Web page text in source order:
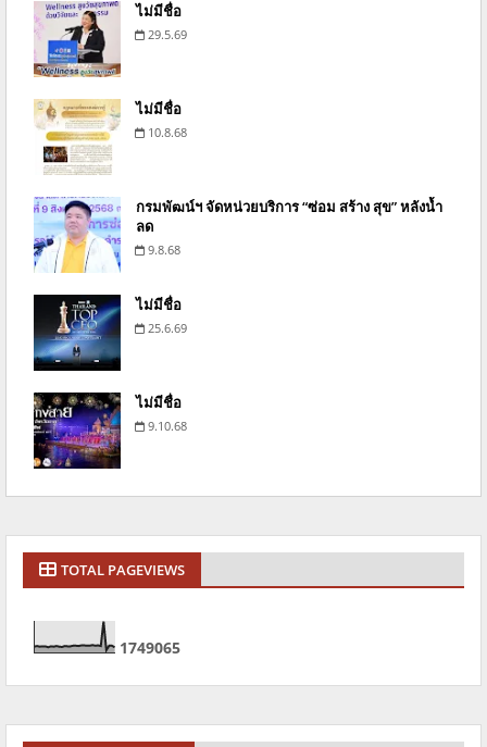
ไม่มีชื่อ
29.5.69
ไม่มีชื่อ
10.8.68
กรมพัฒน์ฯ จัดหน่วยบริการ “ซ่อม สร้าง สุข” หลังน้ำ
ลด
9.8.68
ไม่มีชื่อ
25.6.69
ไม่มีชื่อ
9.10.68
TOTAL PAGEVIEWS
1749065